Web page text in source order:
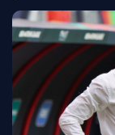
MERCATO
CDM 2026
EDF
PSG
LIGUE 1
REAL MADRID